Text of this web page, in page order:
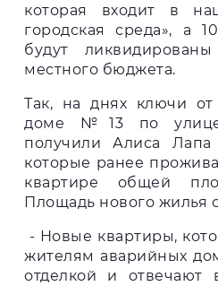
которая входит в
городская среда», а
будут
местного бюджета.
Так, на днях ключи
доме №13 по улице
получили Алиса
которые ранее
квартире общей
Площадь нового жилья
- Новые квартиры,
жителям аварийных
отделкой и отвечают